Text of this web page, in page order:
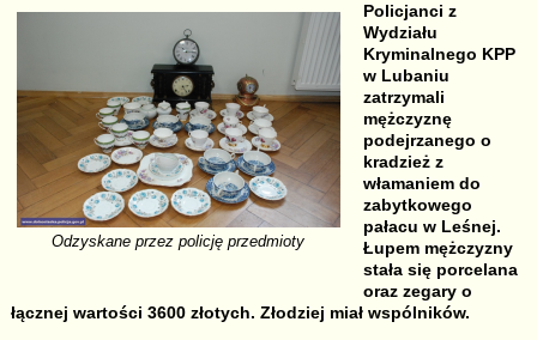
Odzyskane przez policję przedmioty
Policjanci z
Wydziału
Kryminalnego KPP
w Lubaniu
zatrzymali
mężczyznę
podejrzanego o
kradzież z
włamaniem do
zabytkowego
pałacu w Leśnej.
Łupem mężczyzny
stała się porcelana
oraz zegary o
łącznej wartości 3600 złotych. Złodziej miał wspólników.